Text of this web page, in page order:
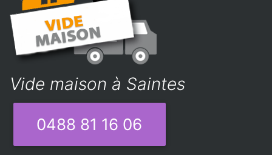
Vide maison à Saintes
0488 81 16 06